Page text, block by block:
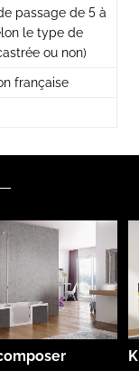
passage de 5 à
le type de
ou non)
française